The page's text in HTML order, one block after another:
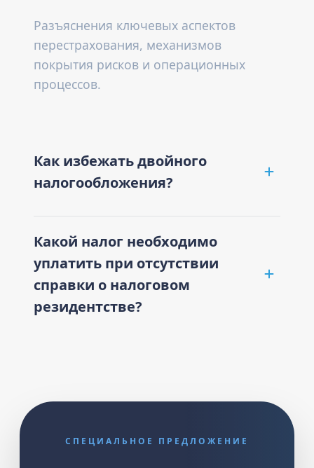
Разъяснения ключевых аспектов
перестрахования, механизмов
покрытия рисков и операционных
процессов.
Как избежать двойного
налогообложения?
Какой налог необходимо
уплатить при отсутствии
справки о налоговом
резидентстве?
СПЕЦИАЛЬНОЕ ПРЕДЛОЖЕНИЕ